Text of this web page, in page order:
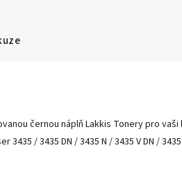
černou náplň Lakkis Tonery pro
3435 / 3435 DN / 3435 N / 3435 V DN /